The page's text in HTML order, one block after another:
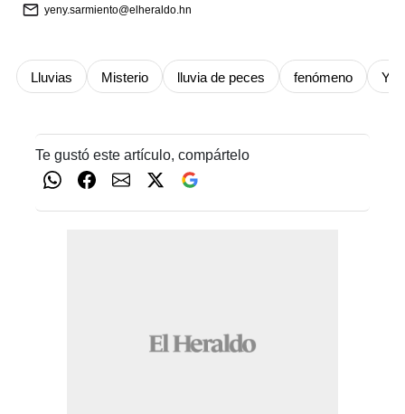
yeny.sarmiento@elheraldo.hn
Lluvias Misterio lluvia de peces fenómeno
Te gustó este artículo, compártelo